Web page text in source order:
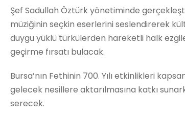
Şef Sadullah Öztürk yönetiminde
müziğinin seçkin eserlerini seslendirerek
duygu yüklü türkülerden hareketli halk
geçirme fırsatı bulacak.
Bursa’nın Fethinin 700. Yılı etkinlikleri
gelecek nesillere aktarılmasına katkı
serecek.